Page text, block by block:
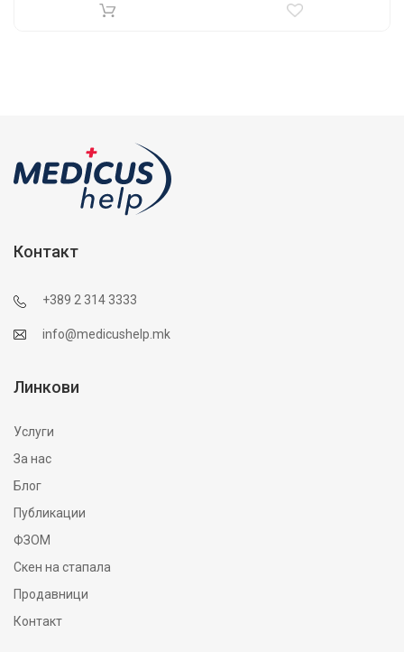
Контакт
+389 2 314 3333
info@medicushelp.mk
Линкови
Услуги
За нас
Блог
Публикации
ФЗОМ
Скен на стапала
Продавници
Контакт